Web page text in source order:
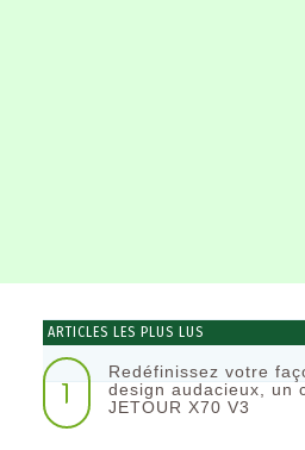
ARTICLES LES PLUS LUS
1
Redéfinissez votre
design audacieux, un
JETOUR X70 V3